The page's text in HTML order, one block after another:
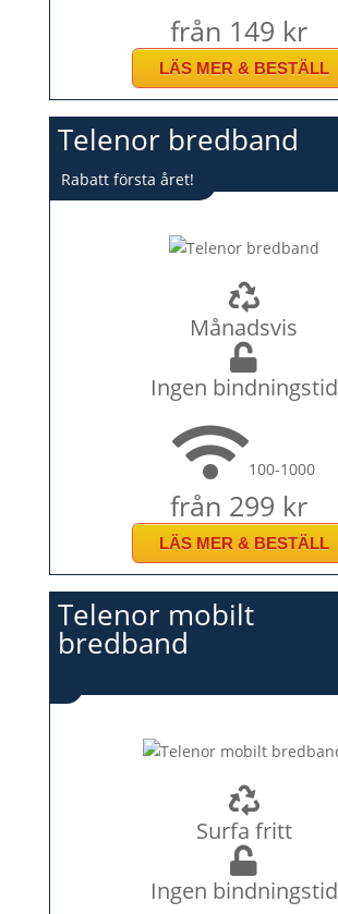
från 149 kr
LÄS MER & BESTÄLL
Telenor bredband
Rabatt första året!
Månadsvis
Ingen bindningstid
100-1000
från 299 kr
LÄS MER & BESTÄLL
Telenor mobilt
bredband
Surfa fritt
Ingen bindningstid